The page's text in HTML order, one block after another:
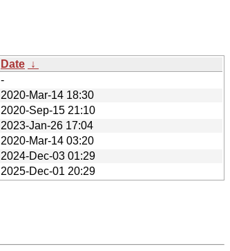
Date ↓
-
2020-Mar-14 18:30
2020-Sep-15 21:10
2023-Jan-26 17:04
2020-Mar-14 03:20
2024-Dec-03 01:29
2025-Dec-01 20:29